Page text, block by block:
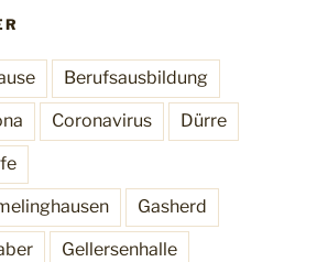
Berufsausbildung
Coronavirus Dürre
Gasherd
Gellersenhalle